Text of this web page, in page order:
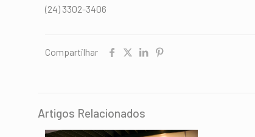
(24) 3302-3406
Compartilhar
Artigos Relacionados